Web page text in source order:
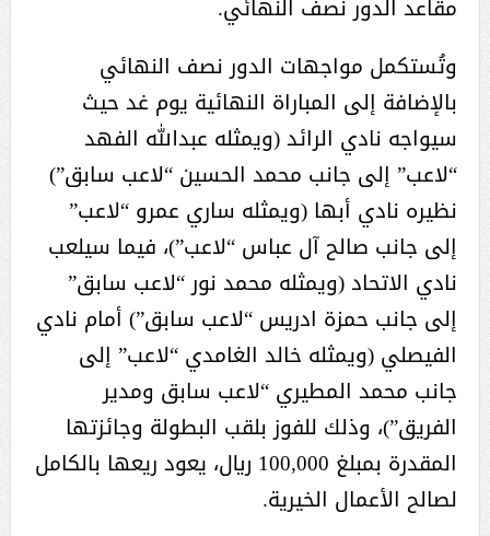
مقاعد الدور نصف النهائي.
وتُستكمل مواجهات الدور نصف النهائي
بالإضافة إلى المباراة النهائية يوم غد حيث
سيواجه نادي الرائد (ويمثله عبدالله الفهد
“لاعب” إلى جانب محمد الحسين “لاعب سابق”)
نظيره نادي أبها (ويمثله ساري عمرو “لاعب”
إلى جانب صالح آل عباس “لاعب”)، فيما سيلعب
نادي الاتحاد (ويمثله محمد نور “لاعب سابق”
إلى جانب حمزة ادريس “لاعب سابق”) أمام نادي
الفيصلي (ويمثله خالد الغامدي “لاعب” إلى
جانب محمد المطيري “لاعب سابق ومدير
الفريق”)، وذلك للفوز بلقب البطولة وجائزتها
المقدرة بمبلغ 100,000 ريال، يعود ريعها بالكامل
لصالح الأعمال الخيرية.